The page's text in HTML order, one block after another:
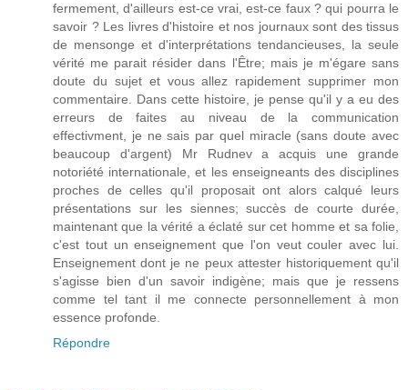
fermement, d'ailleurs est-ce vrai, est-ce faux ? qui pourra le
savoir ? Les livres d'histoire et nos journaux sont des tissus
de mensonge et d'interprétations tendancieuses, la seule
vérité me parait résider dans l'Être; mais je m'égare sans
doute du sujet et vous allez rapidement supprimer mon
commentaire. Dans cette histoire, je pense qu'il y a eu des
erreurs de faites au niveau de la communication
effectivment, je ne sais par quel miracle (sans doute avec
beaucoup d'argent) Mr Rudnev a acquis une grande
notoriété internationale, et les enseigneants des disciplines
proches de celles qu'il proposait ont alors calqué leurs
présentations sur les siennes; succès de courte durée,
maintenant que la vérité a éclaté sur cet homme et sa folie,
c'est tout un enseignement que l'on veut couler avec lui.
Enseignement dont je ne peux attester historiquement qu'il
s'agisse bien d'un savoir indigène; mais que je ressens
comme tel tant il me connecte personnellement à mon
essence profonde.
Répondre